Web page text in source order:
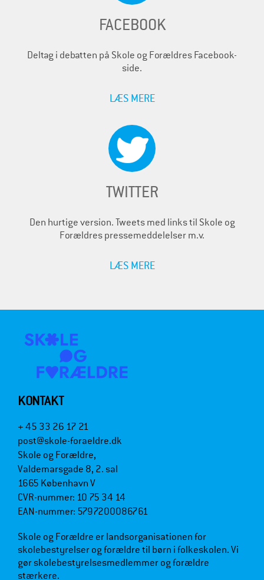
FACEBOOK
Deltag i debatten på Skole og Forældres Facebook-
side.
LÆS MERE
TWITTER
Den hurtige version. Tweets med links til Skole og
Forældres pressemeddelelser m.v.
LÆS MERE
KONTAKT
+ 45 33 26 17 21
post@skole-foraeldre.dk
Skole og Forældre,
Valdemarsgade 8, 2. sal
1665 København V
CVR-nummer: 10 75 34 14
EAN-nummer: 5797200086761
Skole og Forældre er landsorganisationen for
skolebestyrelser og forældre til børn i folkeskolen. Vi
gør skolebestyrelsesmedlemmer og forældre
stærkere.